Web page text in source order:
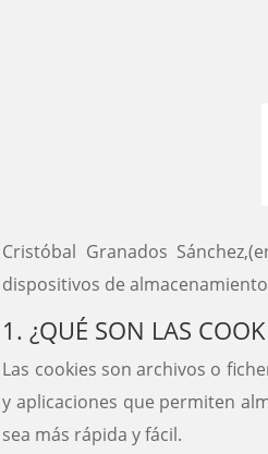
Cristóbal Granados
dispositivos de
1. ¿QUÉ SON LAS
Las cookies son archivos o
y aplicaciones que permiten
sea más rápida y fácil.